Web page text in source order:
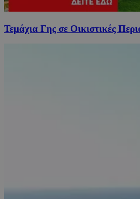
Τεμάχια Γης σε Οικιστικές